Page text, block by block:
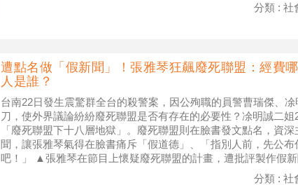
分類 : 社
遭點名做「假新聞」！張雅琴狂飆廢死聯盟：經費
人是誰？
台南22日發生震驚群全台的殺警案，因公殉職的員警曹瑞傑、
刀，使外界議論紛紛廢死聯盟是否有存在的必要性？凃明誠二姐
「廢死聯盟下十八層地獄」。廢死聯盟則在臉書發文點名，資
聞，讓張雅琴氣得在臉書痛斥「假道德」、「指別人前，先公布
吧！」 ▲張雅琴在節目上懷疑廢死聯盟的計畫，遭批評製作假
分類 : 社